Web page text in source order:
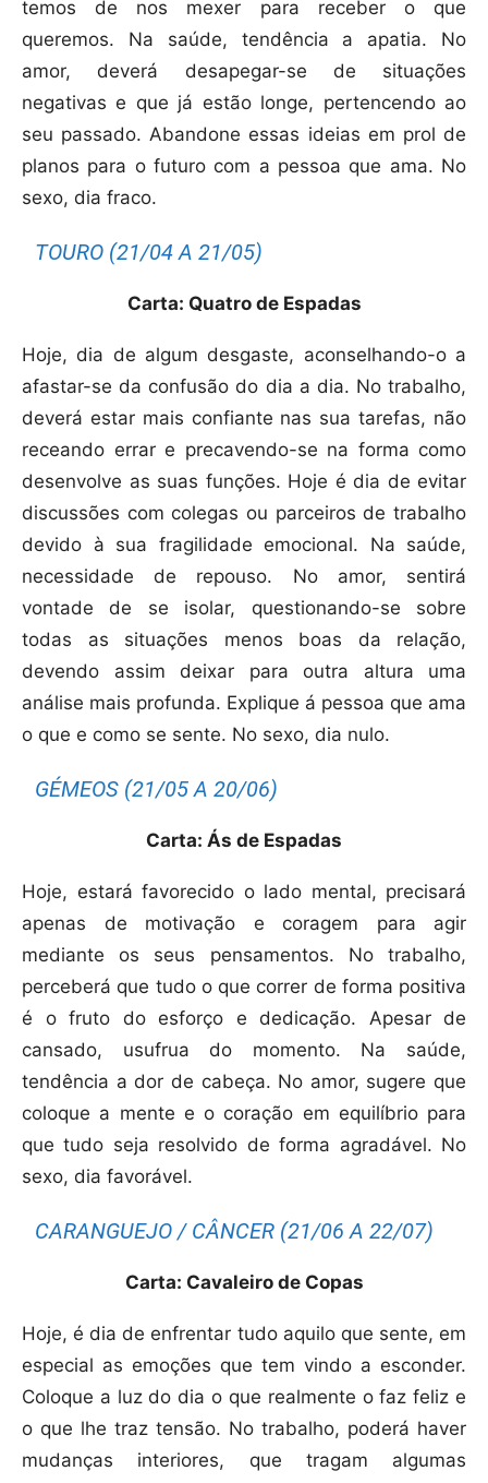
temos de nos mexer para receber o que
queremos. Na saúde, tendência a apatia. No
amor, deverá desapegar-se de situações
negativas e que já estão longe, pertencendo ao
seu passado. Abandone essas ideias em prol de
planos para o futuro com a pessoa que ama. No
sexo, dia fraco.
TOURO (21/04 A 21/05)
Carta: Quatro de Espadas
Hoje, dia de algum desgaste, aconselhando-o a
afastar-se da confusão do dia a dia. No trabalho,
deverá estar mais confiante nas sua tarefas, não
receando errar e precavendo-se na forma como
desenvolve as suas funções. Hoje é dia de evitar
discussões com colegas ou parceiros de trabalho
devido à sua fragilidade emocional. Na saúde,
necessidade de repouso. No amor, sentirá
vontade de se isolar, questionando-se sobre
todas as situações menos boas da relação,
devendo assim deixar para outra altura uma
análise mais profunda. Explique á pessoa que ama
o que e como se sente. No sexo, dia nulo.
GÉMEOS (21/05 A 20/06)
Carta: Ás de Espadas
Hoje, estará favorecido o lado mental, precisará
apenas de motivação e coragem para agir
mediante os seus pensamentos. No trabalho,
perceberá que tudo o que correr de forma positiva
é o fruto do esforço e dedicação. Apesar de
cansado, usufrua do momento. Na saúde,
tendência a dor de cabeça. No amor, sugere que
coloque a mente e o coração em equilíbrio para
que tudo seja resolvido de forma agradável. No
sexo, dia favorável.
CARANGUEJO / CÂNCER (21/06 A 22/07)
Carta: Cavaleiro de Copas
Hoje, é dia de enfrentar tudo aquilo que sente, em
especial as emoções que tem vindo a esconder.
Coloque a luz do dia o que realmente o faz feliz e
o que lhe traz tensão. No trabalho, poderá haver
mudanças interiores, que tragam algumas